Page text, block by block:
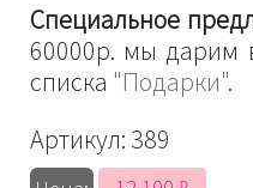
Специальное
60000р. мы дарим
списка "Подарки".
Артикул: 389